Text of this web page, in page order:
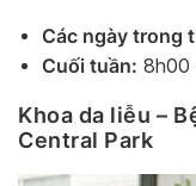
Các ngày trong
Cuối tuần: 8h00
Khoa da liễu –
Central Park